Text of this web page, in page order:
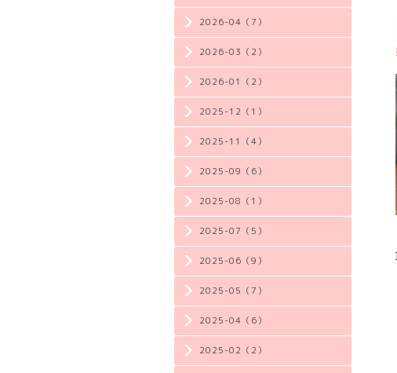
2026-04（7）
2026-03（2）
2026-01（2）
2025-12（1）
2025-11（4）
2025-09（6）
2025-08（1）
2025-07（5）
2025-06（9）
2025-05（7）
2025-04（6）
2025-02（2）